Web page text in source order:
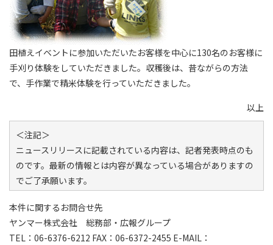
田植えイベントに参加いただいたお客様を中心に130名のお客様に
手刈り体験をしていただきました。収穫後は、昔ながらの方法
で、手作業で精米体験を行っていただきました。
以上
＜注記＞
ニュースリリースに記載されている内容は、記者発表時点のも
のです。最新の情報とは内容が異なっている場合がありますの
でご了承願います。
本件に関するお問合せ先
ヤンマー株式会社 総務部・広報グループ
TEL：06-6376-6212 FAX：06-6372-2455 E-MAIL：